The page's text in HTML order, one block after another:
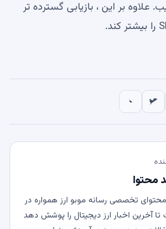
به ترتیب. علاوه بر این ، بازیابی گسترده تر
محتوا
تخصصی رسانه موبو ارز همواره در
آخرین اخبار ارز دیجیتال را پوشش دهد